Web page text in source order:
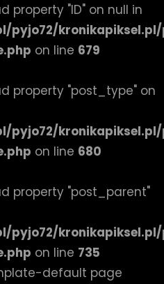
property "ID" on null in
pyjo72/
on line 679
property "post_type" on
pyjo72/
on line 680
property "post_parent"
pyjo72/
on line 735
default page